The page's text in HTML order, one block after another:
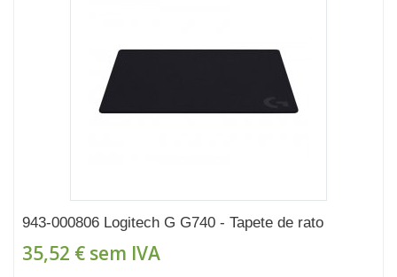
943-000806 Logitech G G740 - Tapete de rato
35,52 € sem IVA